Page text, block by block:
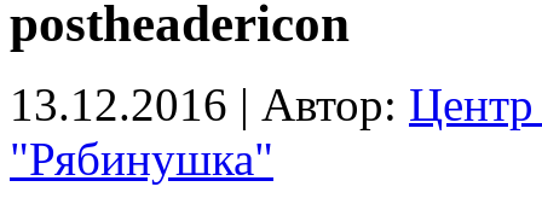
13.12.2016 | Автор: Центр
"Рябинушка"